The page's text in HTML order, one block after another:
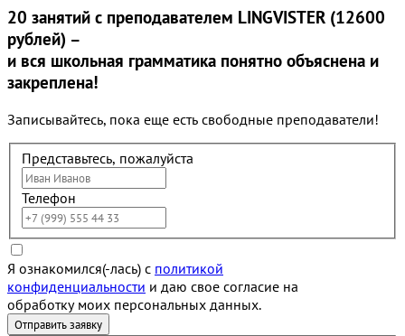
20 занятий с преподавателем LINGVISTER (12600
рублей) –
и вся школьная грамматика понятно объяснена и
закреплена!
Записывайтесь, пока еще есть свободные преподаватели!
Представьтесь, пожалуйста
Телефон
Я ознакомился(-лась) с политикой
конфиденциальности и даю свое согласие на
обработку моих персональных данных.